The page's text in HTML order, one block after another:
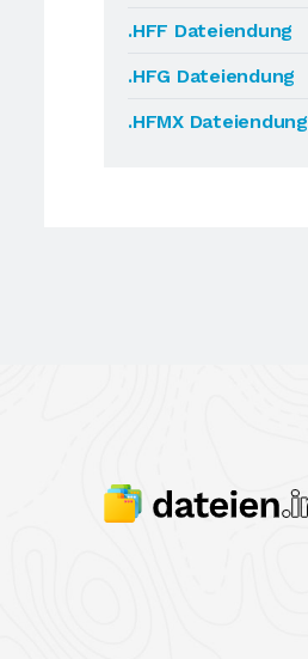
.HFF Dateiendung
.HFG Dateiendung
.HFMX Dateiendung